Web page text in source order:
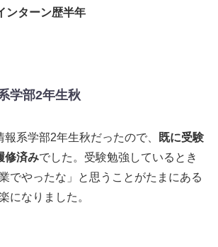
ンターン歴半年
学部2年生秋
系学部2年生秋だったので、
既に受験
修済みでした。受験勉強しているとき
でやったな」と思うことがたまにある
になりました。